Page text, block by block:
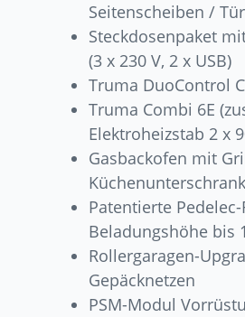
Seitenscheiben /
Steckdosenpaket
(3 x 230 V, 2 x USB)
Truma DuoControl
Truma Combi 6E
Elektroheizstab 2 x
Gasbackofen mit
Küchenunterschrank
Patentierte
Beladungshöhe bis
Rollergaragen-
Gepäcknetzen
PSM-Modul